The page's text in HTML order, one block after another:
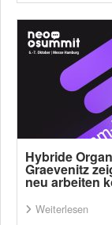
Hybride
Graevenitz
neu arbeiten
Weiterlesen